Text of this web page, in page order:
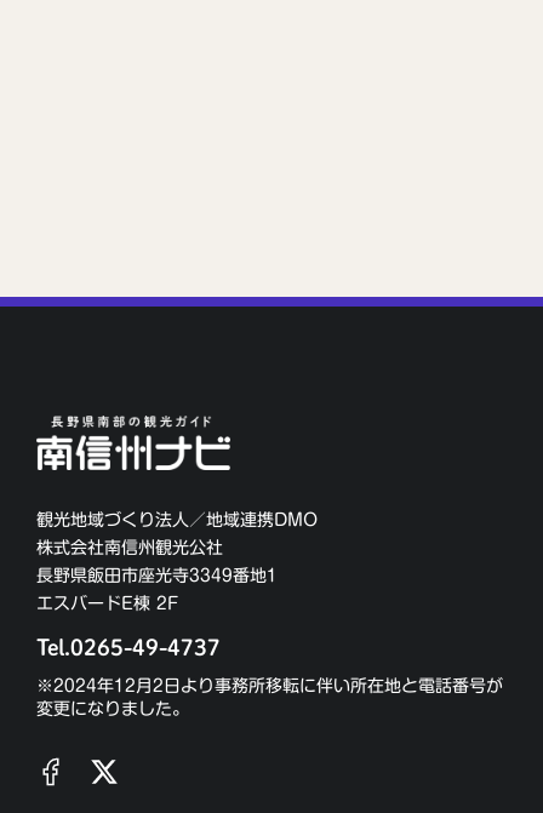
観光地域づくり法人／地域連携DMO
株式会社南信州観光公社
長野県飯田市座光寺3349番地1
エスバードE棟 2F
Tel.0265-49-4737
※2024年12月2日より事務所移転に伴い所在地と電話番号が
変更になりました。